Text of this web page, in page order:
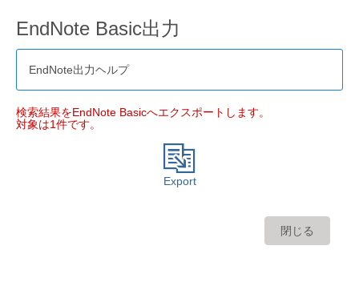
EndNote Basic出力
EndNote出力ヘルプ
検索結果をEndNote Basicへエクスポートします。
対象は1件です。
Export